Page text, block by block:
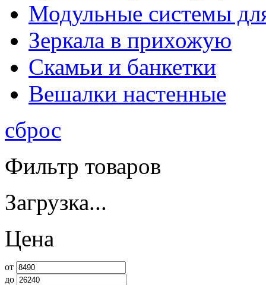
Модульные системы
Зеркала в прихожую
Скамьи и банкетки
Вешалки настенные
сброс
Фильтр товаров
Загрузка...
Цена
от
до